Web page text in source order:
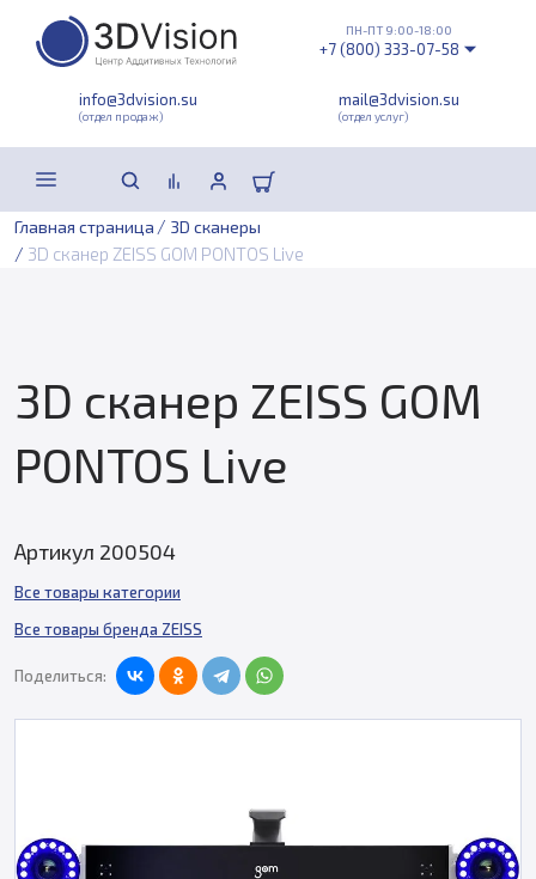
info@3dvision.su
(отдел продаж)
mail@3dvision.su
(отдел услуг)
ПН-ПТ 9:00-18:00
+7 (800) 333-07-58
Главная страница / 3D сканеры
/ 3D сканер ZEISS GOM PONTOS Live
3D сканер ZEISS GOM
PONTOS Live
Артикул 200504
Все товары категории
Все товары бренда ZEISS
Поделиться: